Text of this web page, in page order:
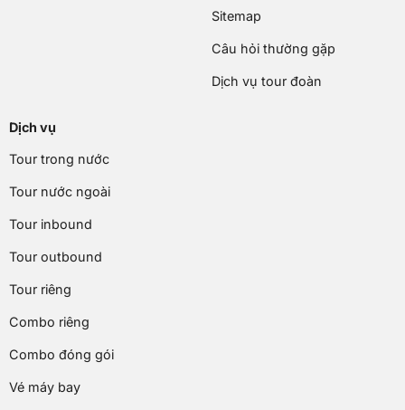
Sitemap
Câu hỏi thường gặp
Dịch vụ tour đoàn
Dịch vụ
Tour trong nước
Tour nước ngoài
Tour inbound
Tour outbound
Tour riêng
Combo riêng
Combo đóng gói
Vé máy bay